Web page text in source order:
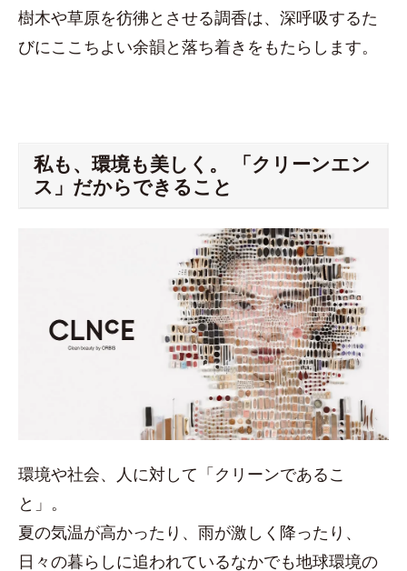
樹木や草原を彷彿とさせる調香は、深呼吸するた
びにここちよい余韻と落ち着きをもたらします。
私も、環境も美しく。 「クリーンエン
ス」だからできること
環境や社会、人に対して「クリーンであるこ
と」。
夏の気温が高かったり、雨が激しく降ったり、
日々の暮らしに追われているなかでも地球環境の